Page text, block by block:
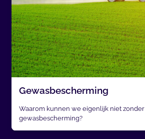
Gewasbescherming
Waarom kunnen we eigenlijk niet zonder
gewasbescherming?